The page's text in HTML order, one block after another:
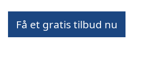
Få et gratis tilbud nu